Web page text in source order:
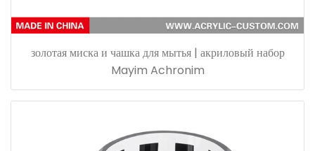
золотая миска и чашка для мытья | акриловый набор
Mayim Achronim